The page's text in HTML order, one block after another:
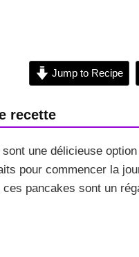
Jump to Recipe
recette
une délicieuse
pour commencer la
pancakes sont un